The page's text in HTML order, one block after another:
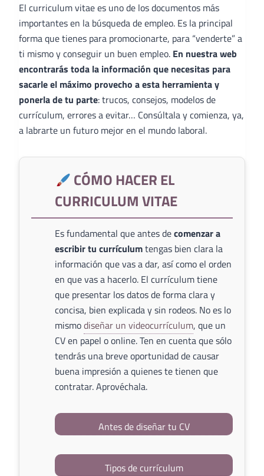
El curriculum vitae es uno de los documentos más
importantes en la búsqueda de empleo. Es la principal
forma que tienes para promocionarte, para “venderte” a
ti mismo y conseguir un buen empleo. En nuestra web
encontrarás toda la información que necesitas para
sacarle el máximo provecho a esta herramienta y
ponerla de tu parte: trucos, consejos, modelos de
currículum, errores a evitar… Consúltala y comienza, ya,
a labrarte un futuro mejor en el mundo laboral.
CÓMO HACER EL
CURRICULUM VITAE
Es fundamental que antes decomenzar a
escribir tu currículumtengas bien clara la
información que vas a dar, así como el orden
en que vas a hacerlo. El currículum tiene
que presentar los datos de forma clara y
concisa, bien explicada y sin rodeos. No es lo
mismodiseñar un videocurrículum, que un
CV en papel o online. Ten en cuenta que sólo
tendrás una breve oportunidad de causar
buena impresión a quienes te tienen que
contratar. Aprovéchala.
Antes de diseñar tu CV
Tipos de currículum